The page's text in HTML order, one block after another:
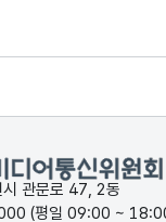
관문로 47, 2동
(평일 09:00 ~